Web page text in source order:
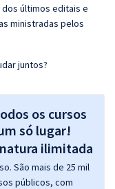
últimos editais e
ministradas pelos
juntos?
os cursos
só lugar!
São mais de 25 mil
públicos, com